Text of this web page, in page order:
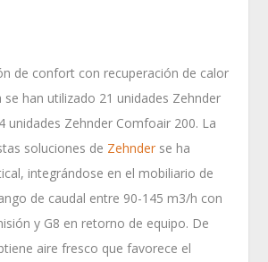
de confort con recuperación de calor
se han utilizado 21 unidades Zehnder
unidades Zehnder Comfoair 200. La
soluciones de Zehnder se ha
integrándose en el mobiliario de
de caudal entre 90-145 m3/h con
y G8 en retorno de equipo. De
aire fresco que favorece el